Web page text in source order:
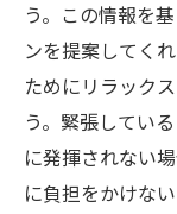
う。この情報を
ンを提案してく
ためにリラック
う。緊張してい
に発揮されない
に負担をかけな